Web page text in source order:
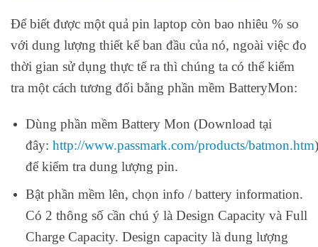
Để biết được một quả pin laptop còn bao nhiêu % so
với dung lượng thiết kế ban đầu của nó, ngoài việc đo
thời gian sử dụng thực tế ra thì chúng ta có thể kiểm
tra một cách tương đối bằng phần mềm BatteryMon:
Dùng phần mềm Battery Mon (Download tại
đây: http://www.passmark.com/products/batmon.htm)
để kiểm tra dung lượng pin.
Bật phần mềm lên, chọn info / battery information.
Có 2 thông số cần chú ý là Design Capacity và Full
Charge Capacity. Design capacity là dung lượng